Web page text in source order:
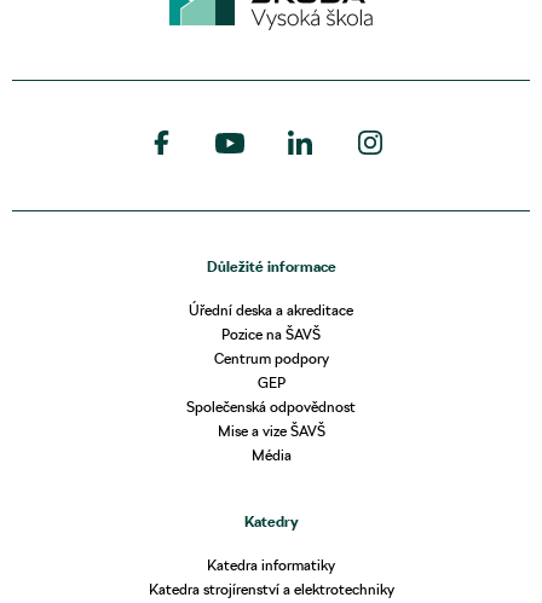
Důležité informace
Úřední deska a akreditace
Pozice na ŠAVŠ
Centrum podpory
GEP
Společenská odpovědnost
Mise a vize ŠAVŠ
Média
Katedry
Katedra informatiky
Katedra strojírenství a elektrotechniky